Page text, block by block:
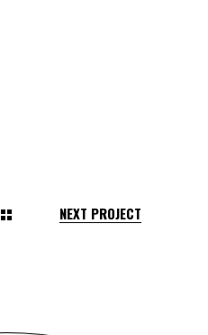
NEXT PROJECT